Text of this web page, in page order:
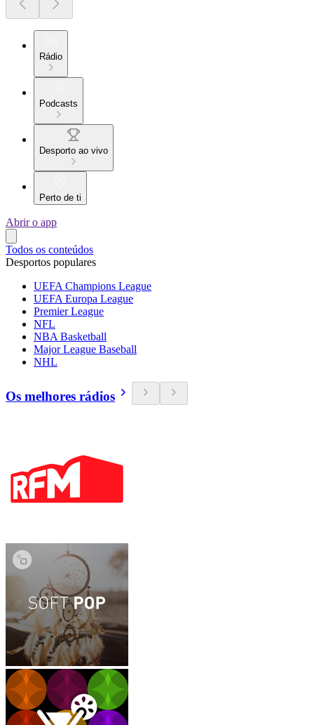
Rádio
Podcasts
Desporto ao vivo
Perto de ti
Abrir o app
Todos os conteúdos
Desportos populares
UEFA Champions League
UEFA Europa League
Premier League
NFL
NBA Basketball
Major League Baseball
NHL
Os melhores rádios